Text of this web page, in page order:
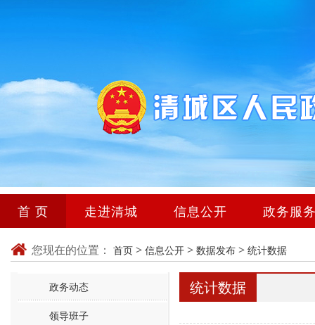
首 页 走进清城 信息公开 政务服
您现在的位置： 首页 > 信息公开 > 数据发布 > 统计数据
政务动态
领导班子
统计数据